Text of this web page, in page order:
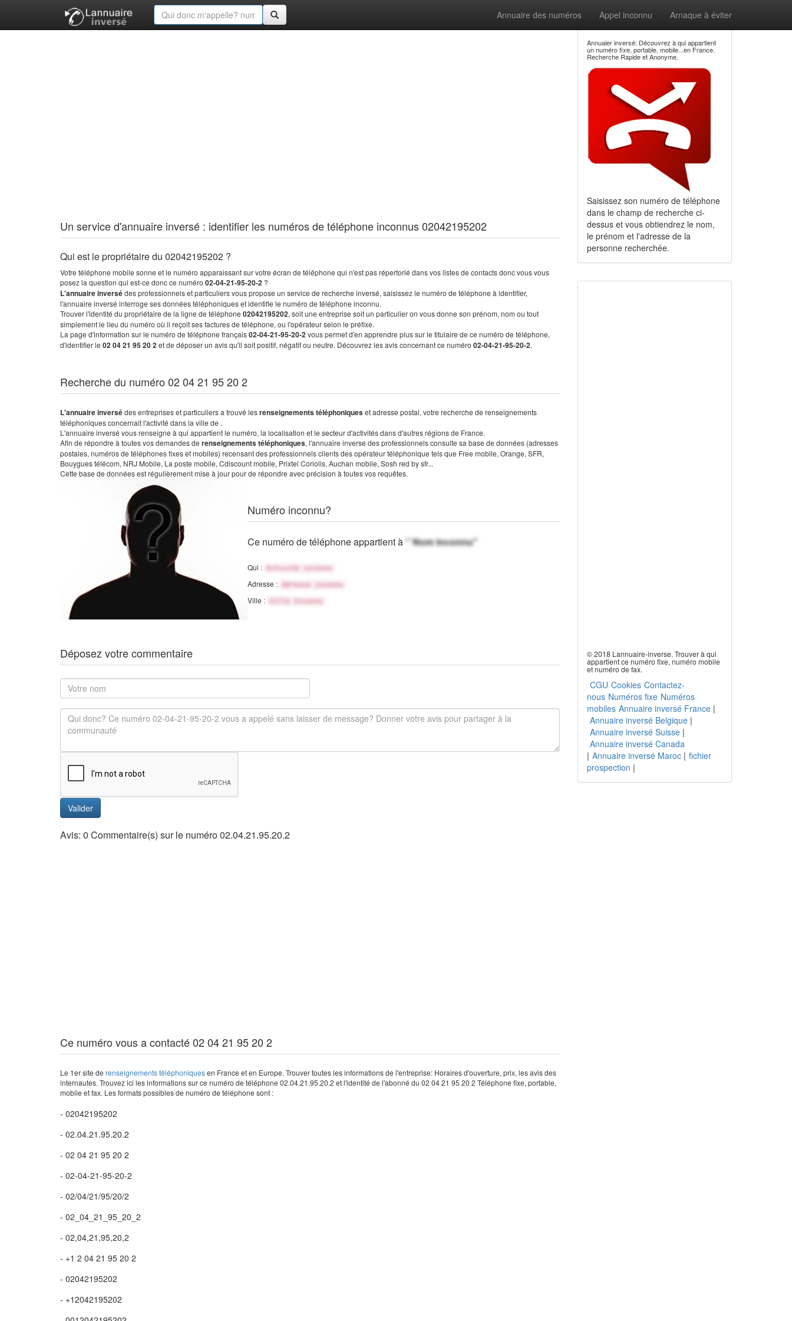
Annuaire des numéros Appel inconnu Arnaque à éviter
Un service d'annuaire inversé : identifier les numéros de téléphone inconnus 02042195202
Qui est le propriétaire du 02042195202 ?
Votre téléphone mobile sonne et le numéro apparaissant sur votre écran de téléphone qui n'est pas répertorié dans vos listes de contacts donc vous vous
posez la question qui est-ce donc ce numéro 02-04-21-95-20-2 ?
L'annuaire inversédes professionnels et particuliers vous propose un service de recherche inversé, saisissez le numéro de téléphone à identifier,
l'annuaire inversé interroge ses données téléphoniques et identifie le numéro de téléphone inconnu.
Trouver l'identité du propriétaire de la ligne de téléphone 02042195202, soit une entreprise soit un particulier on vous donne son prénom, nom ou tout
simplement le lieu du numéro où il reçoit ses factures de téléphone, ou l'opérateur selon le préfixe.
La page d'information sur le numéro de téléphone français02-04-21-95-20-2vous permet d'en apprendre plus sur le titulaire de ce numéro de téléphone,
d'identifier le 02 04 21 95 20 2et de déposer un avis qu'il soit positif, négatif ou neutre. Découvrez les avis concernant ce numéro 02-04-21-95-20-2.
Recherche du numéro 02 04 21 95 20 2
L'annuaire inversédes entreprises et particuliers a trouvé lesrenseignements téléphoniqueset adresse postal, votre recherche de renseignements
téléphoniques concernait l'activité dans la ville de .
L'annuaire inversé vous renseigne à qui appartient le numéro, la localisation et le secteur d'activités dans d'autres régions de France.
Afin de répondre à toutes vos demandes de renseignements téléphoniques, l'annuaire inverse des professionnels consulte sa base de données (adresses
postales, numéros de téléphones fixes et mobiles) recensant des professionnels clients des opérateur téléphonique tels que Free mobile, Orange, SFR,
Bouygues télécom, NRJ Mobile, La poste mobile, Cdiscount mobile, Prixtel Coriolis, Auchan mobile, Sosh red by sfr...
Cette base de données est régulièrement mise à jour pour de répondre avec précision à toutes vos requêtes.
Numéro inconnu?
Ce numéro de téléphone appartient à" Nom inconnu"
Qui : Activité inconnu
Adresse : Adresse inconnu
Ville : Ville Inconnu
Déposez votre commentaire
Valider
Avis: 0 Commentaire(s) sur le numéro 02.04.21.95.20.2
Ce numéro vous a contacté 02 04 21 95 20 2
Le 1er site de renseignements téléphoniquesen France et en Europe. Trouver toutes les informations de l'entreprise: Horaires d'ouverture, prix, les avis des
internautes. Trouvez ici les informations sur ce numéro de téléphone 02.04.21.95.20.2 et l'identité de l'abonné du 02 04 21 95 20 2 Téléphone fixe, portable,
mobile et fax. Les formats possibles de numéro de téléphone sont :
- 02042195202
- 02.04.21.95.20.2
- 02 04 21 95 20 2
- 02-04-21-95-20-2
- 02/04/21/95/20/2
- 02_04_21_95_20_2
- 02,04,21,95,20,2
- +1 2 04 21 95 20 2
- 02042195202
- +12042195202
Annuaier inversé: Découvrez à qui appartient
un numéro fixe, portable, mobile...en France.
Recherche Rapide et Anonyme.
Saisissez son numéro de téléphone
dans le champ de recherche ci-
dessus et vous obtiendrez le nom,
le prénom et l'adresse de la
personne recherchée.
© 2018 Lannuaire-inverse. Trouver à qui
appartient ce numéro fixe, numéro mobile
et numéro de fax.
CGU Cookies Contactez-
nous Numéros fixe Numéros
mobiles Annuaire inversé France|
Annuaire inversé Belgique|
Annuaire inversé Suisse|
Annuaire inversé Canada
| Annuaire inversé Maroc| fichier
prospection |